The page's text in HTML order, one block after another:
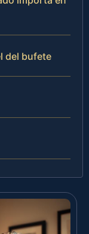
del bufete